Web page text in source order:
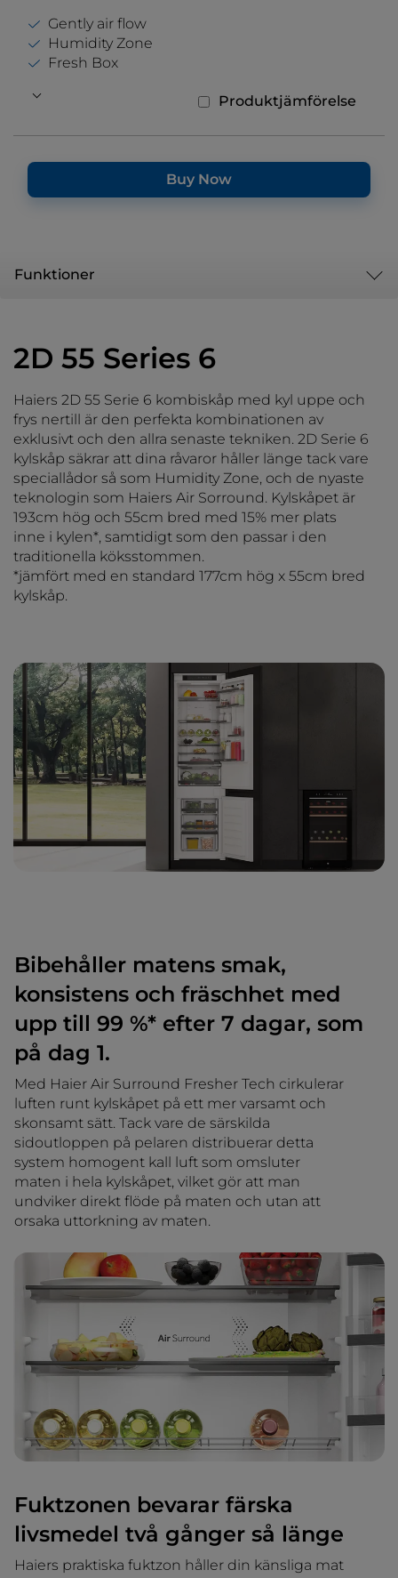
Gently air flow
Humidity Zone
Fresh Box
Produktjämförelse
Buy Now
Funktioner
2D 55 Series 6
Haiers 2D 55 Serie 6 kombiskåp med kyl uppe och
frys nertill är den perfekta kombinationen av
exklusivt och den allra senaste tekniken. 2D Serie 6
kylskåp säkrar att dina råvaror håller länge tack vare
speciallådor så som Humidity Zone, och de nyaste
teknologin som Haiers Air Sorround. Kylskåpet är
193cm hög och 55cm bred med 15% mer plats
inne i kylen*, samtidigt som den passar i den
traditionella köksstommen.
*jämfört med en standard 177cm hög x 55cm bred
kylskåp.
Bibehåller matens smak,
konsistens och fräschhet med
upp till 99 %* efter 7 dagar, som
på dag 1.
Med Haier Air Surround Fresher Tech cirkulerar
luften runt kylskåpet på ett mer varsamt och
skonsamt sätt. Tack vare de särskilda
sidoutloppen på pelaren distribuerar detta
system homogent kall luft som omsluter
maten i hela kylskåpet, vilket gör att man
undviker direkt flöde på maten och utan att
orsaka uttorkning av maten.
Fuktzonen bevarar färska
livsmedel två gånger så länge
Haiers praktiska fuktzon håller din känsliga mat